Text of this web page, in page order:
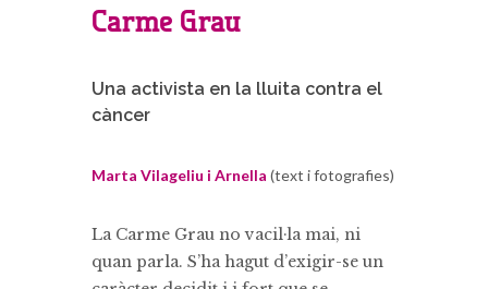
Carme Grau
Una activista en la lluita contra el
càncer
Marta Vilageliu i Arnella (text i fotografies)
La Carme Grau no vacil·la mai, ni
quan parla. S’ha hagut d’exigir-se un